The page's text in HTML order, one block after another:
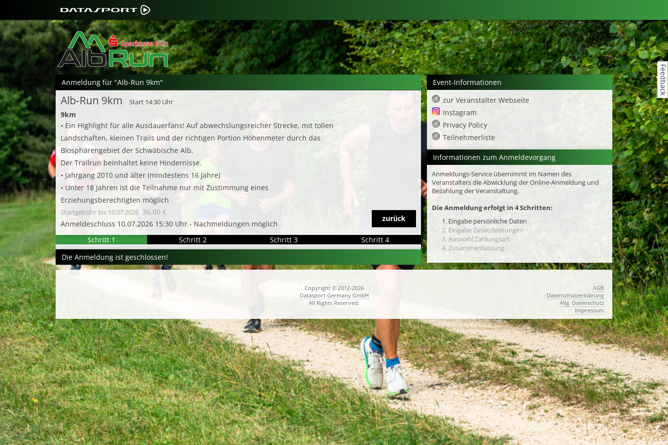
Anmeldung für "Alb-Run 9km"
Alb-Run 9km Start 14:30 Uhr
9km
• Ein Highlight für alle Ausdauerfans! Auf abwechslungsreicher Strecke, mit tollen
Landschaften, kleinen Trails und der richtigen Portion Höhenmeter durch das
Biosphärengebiet der Schwäbische Alb.
Der Trailrun beinhaltet keine Hindernisse.
• Jahrgang 2010 und älter (mindestens 16 Jahre)
• Unter 18 Jahren ist die Teilnahme nur mit Zustimmung eines
Erziehungsberechtigten möglich
Startgebühr bis 10.07.2026 36,00 €
Anmeldeschluss 10.07.2026 15:30 Uhr - Nachmeldungen möglich
zurück
Schritt 1 Schritt 2 Schritt 3
Schritt 4
Die Anmeldung ist geschlossen!
Event-Informationen
zur Veranstalter Webseite
Instagram
Privacy Policy
Teilnehmerliste
Informationen zum Anmeldevorgang
Anmeldungs-Service übernimmt im Namen des
Veranstalters die Abwicklung der Online-Anmeldung und
Bezahlung der Veranstaltung.
Die Anmeldung erfolgt in 4 Schritten:
1. Eingabe persönliche Daten
2. Eingabe Zusatzleistungen
3. Auswahl Zahlungsart
4. Zusammenfassung
Copyright © 2012-2026
Datasport Germany GmbH
All Rights Reserved.
AGB
Datenschutzerklärung
Allg. Datenschutz
Impressum
Feedback